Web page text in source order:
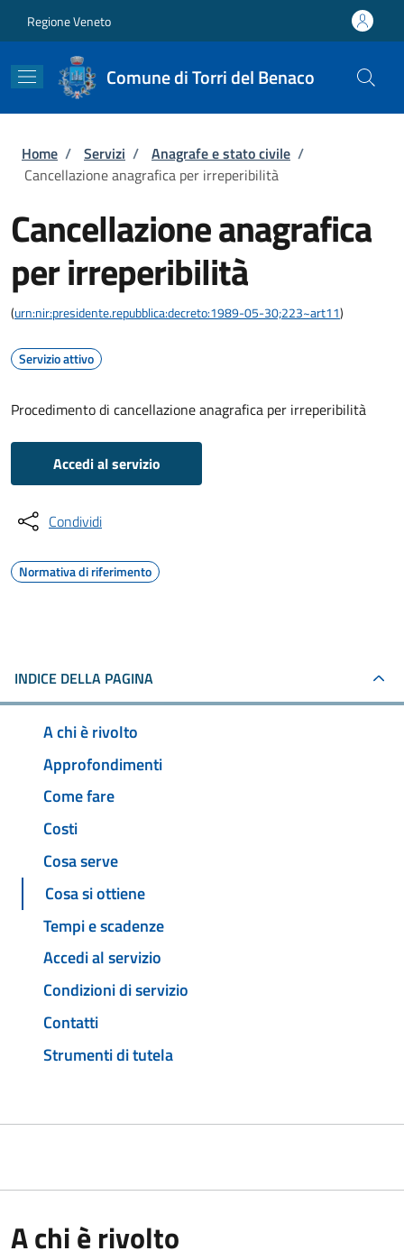
Regione Veneto
Comune di Torri del Benaco
Briciole di pane
Home / Servizi / Anagrafe e stato civile /
Cancellazione anagrafica per irreperibilità
Cancellazione anagrafica
per irreperibilità
(urn:nir:presidente.repubblica:decreto:1989-05-30;223~art11)
Servizio attivo
Procedimento di cancellazione anagrafica per irreperibilità
Accedi al servizio
Condividi
Normativa di riferimento
INDICE DELLA PAGINA
A chi è rivolto
Approfondimenti
Come fare
Costi
Cosa serve
Cosa si ottiene
Tempi e scadenze
Accedi al servizio
Condizioni di servizio
Contatti
Strumenti di tutela
A chi è rivolto